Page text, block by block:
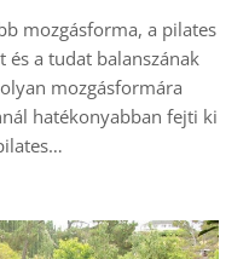
mozgásforma, a pilates
és a tudat balanszának
mozgásformára
hatékonyabban fejti ki